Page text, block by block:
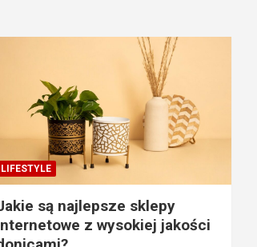
LIFESTYLE
są najlepsze sklepy
z wysokiej jakości